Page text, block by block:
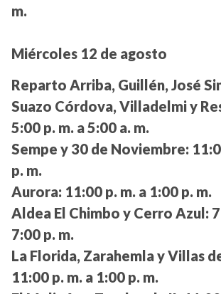
m.
Miércoles 12 de agosto
Reparto Arriba, Guillén, José
Suazo Córdova, Villadelmi y
5:00 p. m. a 5:00 a. m.
Sempe y 30 de Noviembre:
p. m.
Aurora: 11:00 p. m. a 1:00 p. m.
Aldea El Chimbo y Cerro Azul:
7:00 p. m.
La Florida, Zarahemla y Villas
11:00 p. m. a 1:00 p. m.